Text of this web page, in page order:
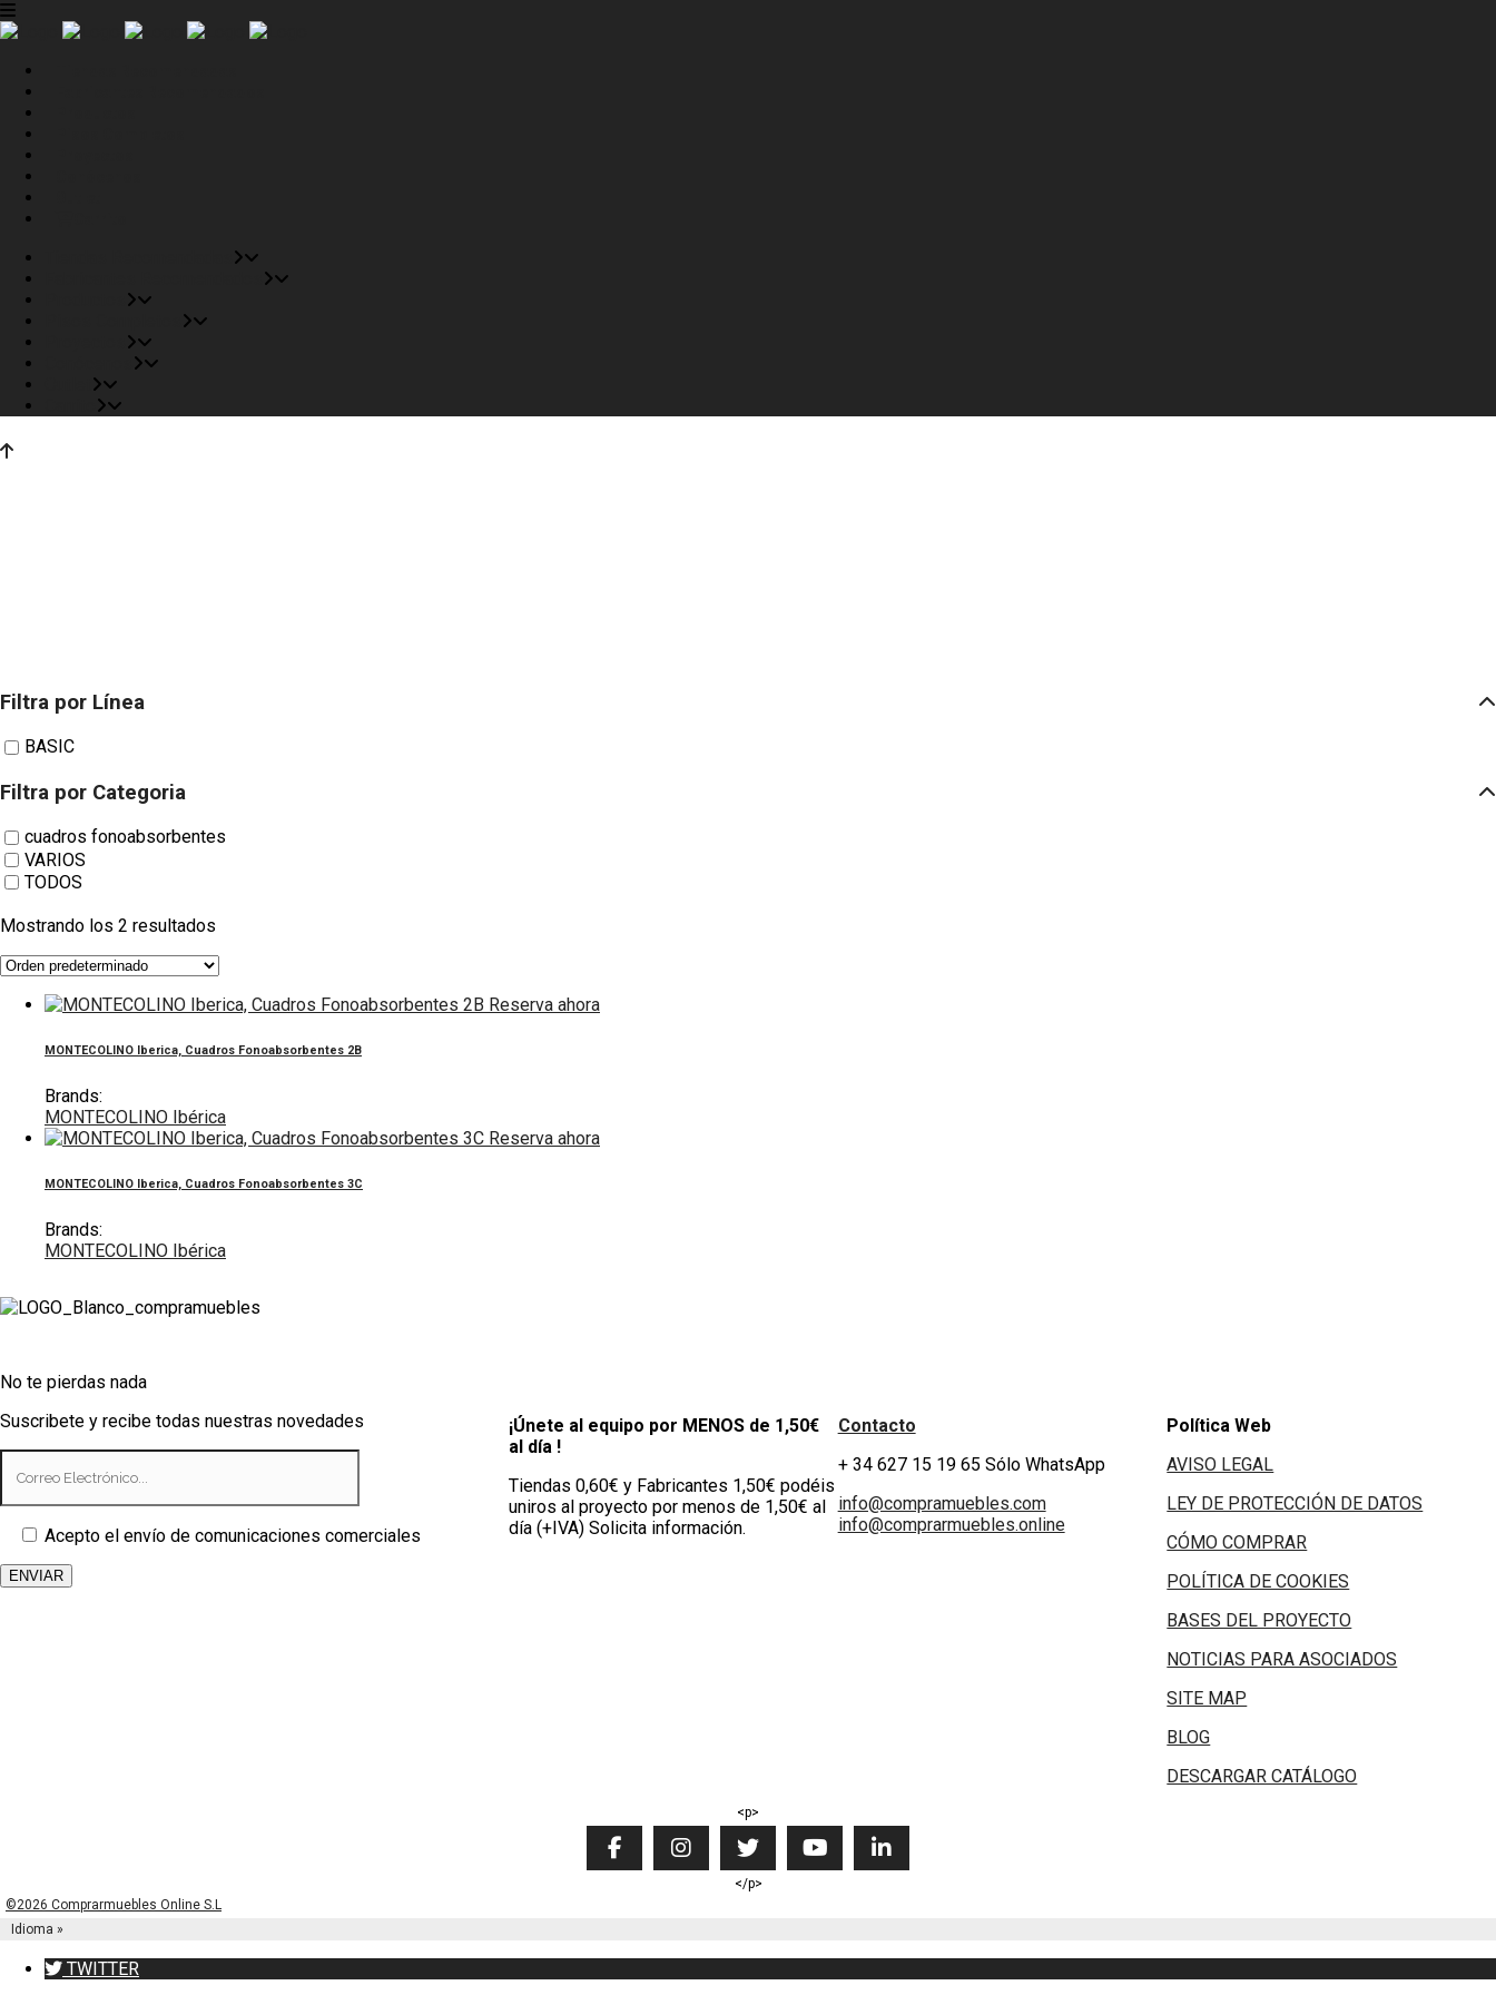
cuadros fonoabsorbentes
Filtra por Línea
BASIC
Filtra por Categoria
cuadros fonoabsorbentes
VARIOS
TODOS
Mostrando los 2 resultados
Reserva ahora
MONTECOLINO Iberica, Cuadros Fonoabsorbentes 2B
Brands:
MONTECOLINO Ibérica
Reserva ahora
MONTECOLINO Iberica, Cuadros Fonoabsorbentes 3C
Brands:
MONTECOLINO Ibérica
No te pierdas nada
Suscribete y recibe todas nuestras novedades
Acepto el envío de comunicaciones comerciales
¡Únete al equipo por MENOS de 1,50€
al día !
Tiendas 0,60€ y Fabricantes 1,50€ podéis
uniros al proyecto por menos de 1,50€ al
día (+IVA) Solicita información.
Contacto
+ 34 627 15 19 65 Sólo WhatsApp
info@compramuebles.com
info@comprarmuebles.online
Política Web
AVISO LEGAL
LEY DE PROTECCIÓN DE DATOS
CÓMO COMPRAR
POLÍTICA DE COOKIES
BASES DEL PROYECTO
NOTICIAS PARA ASOCIADOS
SITE MAP
BLOG
DESCARGAR CATÁLOGO
<p>
</p>
©2026 Comprarmuebles Online S.L
Idioma »
TWITTER